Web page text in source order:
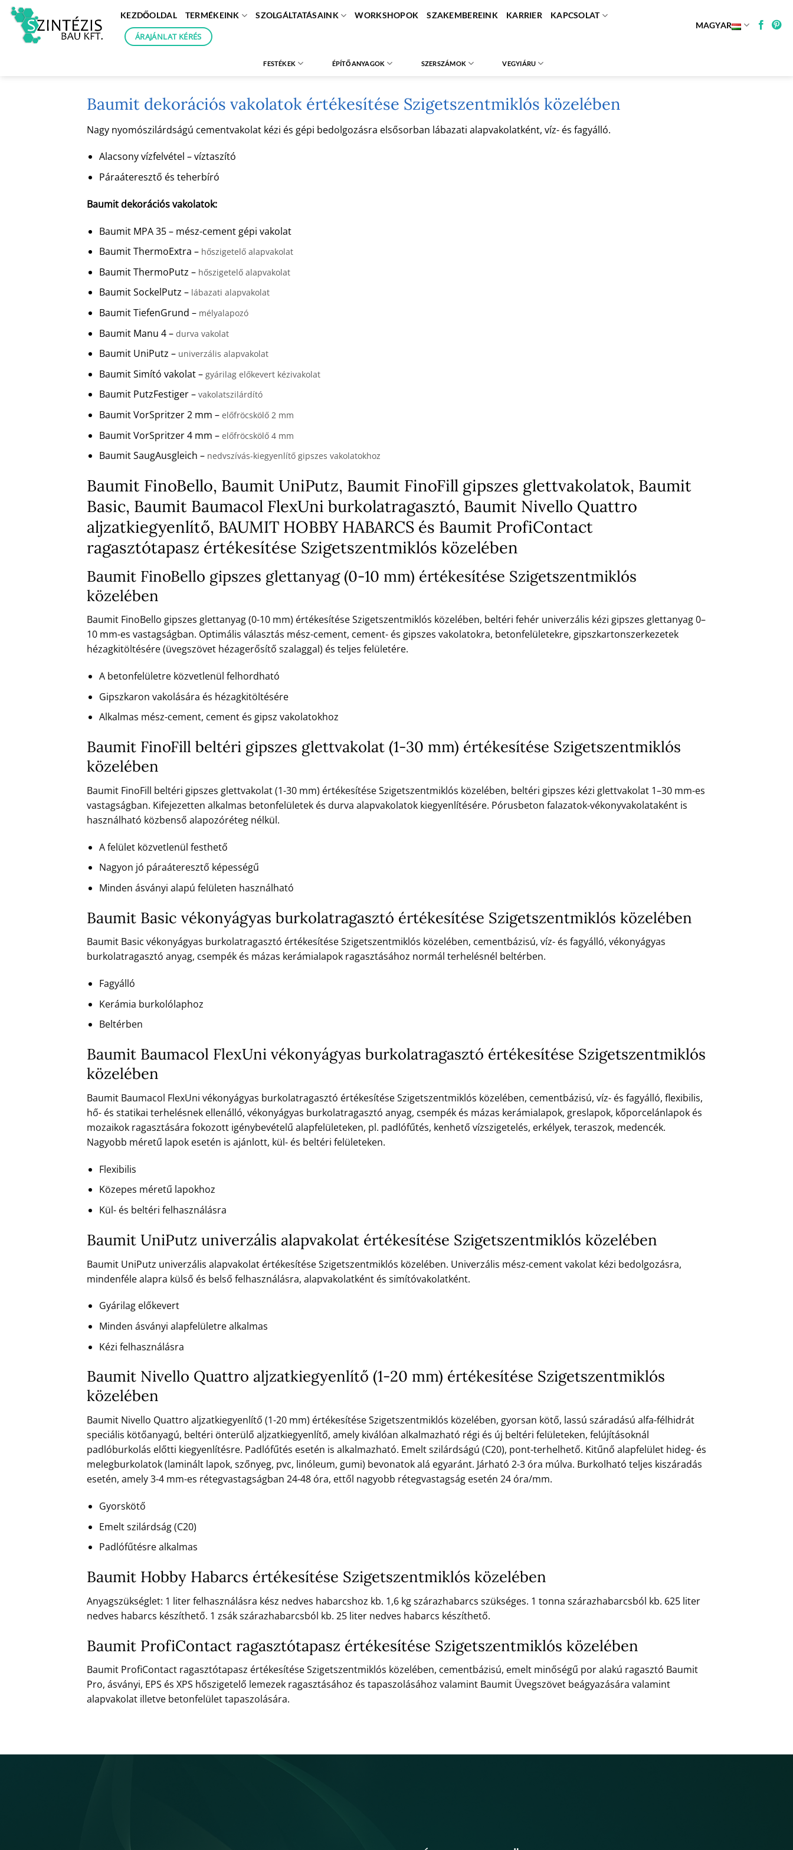
Skip
content
KEZDŐOLDAL TERMÉKEINK SZOLGÁLTATÁSAINK WORKSHOPOK SZAKEMBEREINK KARRIER KAPCSOLAT
ÁRAJÁNLAT KÉRÉS
MAGYAR
FESTÉKEK ÉPÍTŐANYAGOK SZERSZÁMOK VEGYIÁRU
Baumit dekorációs vakolatok értékesítése Szigetszentmiklós közelében
Nagy nyomószilárdságú cementvakolat kézi és gépi bedolgozásra elsősorban lábazati alapvakolatként, víz- és fagyálló.
Alacsony vízfelvétel – víztaszító
Páraáteresztő és teherbíró
Baumit dekorációs vakolatok:
Baumit MPA 35 – mész-cement gépi vakolat
Baumit ThermoExtra – hőszigetelő alapvakolat
Baumit ThermoPutz – hőszigetelő alapvakolat
Baumit SockelPutz – lábazati alapvakolat
Baumit TiefenGrund – mélyalapozó
Baumit Manu 4 – durva vakolat
Baumit UniPutz – univerzális alapvakolat
Baumit Simító vakolat – gyárilag előkevert kézivakolat
Baumit PutzFestiger – vakolatszilárdító
Baumit VorSpritzer 2 mm – előfröcskölő 2 mm
Baumit VorSpritzer 4 mm – előfröcskölő 4 mm
Baumit SaugAusgleich – nedvszívás-kiegyenlítő gipszes vakolatokhoz
Baumit FinoBello, Baumit UniPutz, Baumit FinoFill gipszes glettvakolatok, Baumit
Basic, Baumit Baumacol FlexUni burkolatragasztó, Baumit Nivello Quattro
aljzatkiegyenlítő, BAUMIT HOBBY HABARCS és Baumit ProfiContact
ragasztótapasz értékesítése Szigetszentmiklós közelében
Baumit FinoBello gipszes glettanyag (0-10 mm) értékesítése Szigetszentmiklós
közelében
Baumit FinoBello gipszes glettanyag (0-10 mm) értékesítése Szigetszentmiklós közelében, beltéri fehér univerzális kézi gipszes glettanyag 0–
10 mm-es vastagságban. Optimális választás mész-cement, cement- és gipszes vakolatokra, betonfelületekre, gipszkartonszerkezetek
hézagkitöltésére (üvegszövet hézagerősítő szalaggal) és teljes felületére.
A betonfelületre közvetlenül felhordható
Gipszkaron vakolására és hézagkitöltésére
Alkalmas mész-cement, cement és gipsz vakolatokhoz
Baumit FinoFill beltéri gipszes glettvakolat (1-30 mm) értékesítése Szigetszentmiklós
közelében
Baumit FinoFill beltéri gipszes glettvakolat (1-30 mm) értékesítése Szigetszentmiklós közelében, beltéri gipszes kézi glettvakolat 1–30 mm-es
vastagságban. Kifejezetten alkalmas betonfelületek és durva alapvakolatok kiegyenlítésére. Pórusbeton falazatok-vékonyvakolataként is
használható közbenső alapozóréteg nélkül.
A felület közvetlenül festhető
Nagyon jó páraáteresztő képességű
Minden ásványi alapú felületen használható
Baumit Basic vékonyágyas burkolatragasztó értékesítése Szigetszentmiklós közelében
Baumit Basic vékonyágyas burkolatragasztó értékesítése Szigetszentmiklós közelében, cementbázisú, víz- és fagyálló, vékonyágyas
burkolatragasztó anyag, csempék és mázas kerámialapok ragasztásához normál terhelésnél beltérben.
Fagyálló
Kerámia burkolólaphoz
Beltérben
Baumit Baumacol FlexUni vékonyágyas burkolatragasztó értékesítése Szigetszentmiklós
közelében
Baumit Baumacol FlexUni vékonyágyas burkolatragasztó értékesítése Szigetszentmiklós közelében, cementbázisú, víz- és fagyálló, flexibilis,
hő- és statikai terhelésnek ellenálló, vékonyágyas burkolatragasztó anyag, csempék és mázas kerámialapok, greslapok, kőporcelánlapok és
mozaikok ragasztására fokozott igénybevételű alapfelületeken, pl. padlófűtés, kenhető vízszigetelés, erkélyek, teraszok, medencék.
Nagyobb méretű lapok esetén is ajánlott, kül- és beltéri felületeken.
Flexibilis
Közepes méretű lapokhoz
Kül- és beltéri felhasználásra
Baumit UniPutz univerzális alapvakolat értékesítése Szigetszentmiklós közelében
Baumit UniPutz univerzális alapvakolat értékesítése Szigetszentmiklós közelében. Univerzális mész-cement vakolat kézi bedolgozásra,
mindenféle alapra külső és belső felhasználásra, alapvakolatként és simítóvakolatként.
Gyárilag előkevert
Minden ásványi alapfelületre alkalmas
Kézi felhasználásra
Baumit Nivello Quattro aljzatkiegyenlítő (1-20 mm) értékesítése Szigetszentmiklós
közelében
Baumit Nivello Quattro aljzatkiegyenlítő (1-20 mm) értékesítése Szigetszentmiklós közelében, gyorsan kötő, lassú száradású alfa-félhidrát
speciális kötőanyagú, beltéri önterülő aljzatkiegyenlítő, amely kiválóan alkalmazható régi és új beltéri felületeken, felújításoknál
padlóburkolás előtti kiegyenlítésre. Padlófűtés esetén is alkalmazható. Emelt szilárdságú (C20), pont-terhelhető. Kitűnő alapfelület hideg- és
melegburkolatok (laminált lapok, szőnyeg, pvc, linóleum, gumi) bevonatok alá egyaránt. Járható 2-3 óra múlva. Burkolható teljes kiszáradás
esetén, amely 3-4 mm-es rétegvastagságban 24-48 óra, ettől nagyobb rétegvastagság esetén 24 óra/mm.
Gyorskötő
Emelt szilárdság (C20)
Padlófűtésre alkalmas
Baumit Hobby Habarcs értékesítése Szigetszentmiklós közelében
Anyagszükséglet: 1 liter felhasználásra kész nedves habarcshoz kb. 1,6 kg szárazhabarcs szükséges. 1 tonna szárazhabarcsból kb. 625 liter
nedves habarcs készíthető. 1 zsák szárazhabarcsból kb. 25 liter nedves habarcs készíthető.
Baumit ProfiContact ragasztótapasz értékesítése Szigetszentmiklós közelében
Baumit ProfiContact ragasztótapasz értékesítése Szigetszentmiklós közelében, cementbázisú, emelt minőségű por alakú ragasztó Baumit
Pro, ásványi, EPS és XPS hőszigetelő lemezek ragasztásához és tapaszolásához valamint Baumit Üvegszövet beágyazására valamint
alapvakolat illetve betonfelület tapaszolására.